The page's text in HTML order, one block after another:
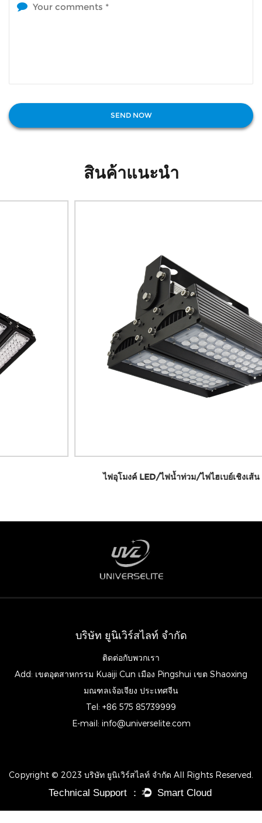
สินค้าแนะนำ
ไฟอุโมงค์ LED/ไฟน้ำท่วม/ไฟไฮเบย์เชิงเส้น 150-240w
บริษัท ยูนิเวิร์สไลท์ จำกัด
ติดต่อกับพวกเรา
Add: เขตอุตสาหกรรม Kuaiji Cun เมือง Pingshui เขต Shaoxing
มณฑลเจ้อเจียง ประเทศจีน
Tel: +86 575 85739999
E-mail: info@universelite.com
Copyright © 2023 บริษัท ยูนิเวิร์สไลท์ จำกัด All Rights Reserved.